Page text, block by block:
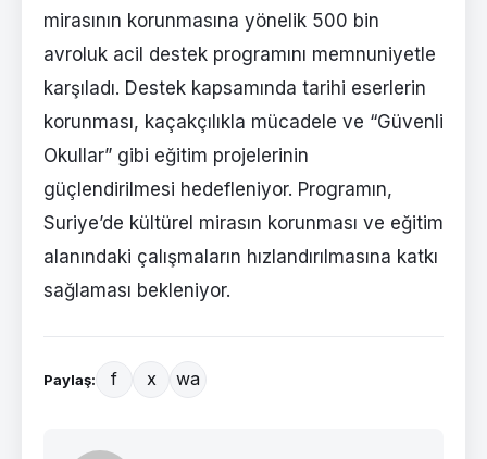
mirasının korunmasına yönelik 500 bin
avroluk acil destek programını memnuniyetle
karşıladı. Destek kapsamında tarihi eserlerin
korunması, kaçakçılıkla mücadele ve “Güvenli
Okullar” gibi eğitim projelerinin
güçlendirilmesi hedefleniyor. Programın,
Suriye’de kültürel mirasın korunması ve eğitim
alanındaki çalışmaların hızlandırılmasına katkı
sağlaması bekleniyor.
Paylaş: f x wa